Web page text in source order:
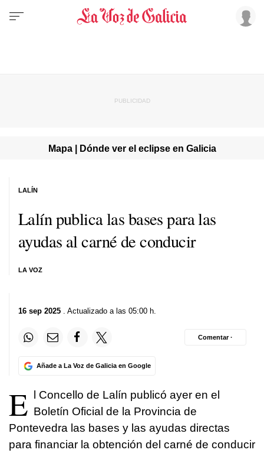
Mapa | Dónde ver el eclipse en Galicia
Lalín publica las bases para las
ayudas al carné de conducir
LA VOZ
LALÍN
16 sep 2025 . Actualizado a las 05:00 h.
Añade a La Voz de Galicia en Google
Comentar ·
E
l Concello de Lalín publicó ayer en el
Boletín Oficial de la Provincia de
Pontevedra las bases y las ayudas directas
para financiar la obtención del carné de conducir